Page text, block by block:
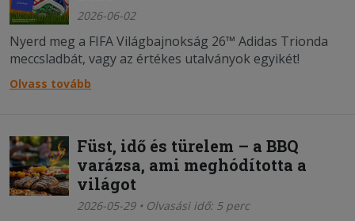
2026-06-02
Nyerd meg a FIFA Világbajnokság 26™ Adidas Trionda
meccsladbát, vagy az értékes utalványok egyikét!
Olvass tovább
Füst, idő és türelem – a BBQ
varázsa, ami meghódította a
világot
2026-05-29 • Olvasási idő: 5 perc